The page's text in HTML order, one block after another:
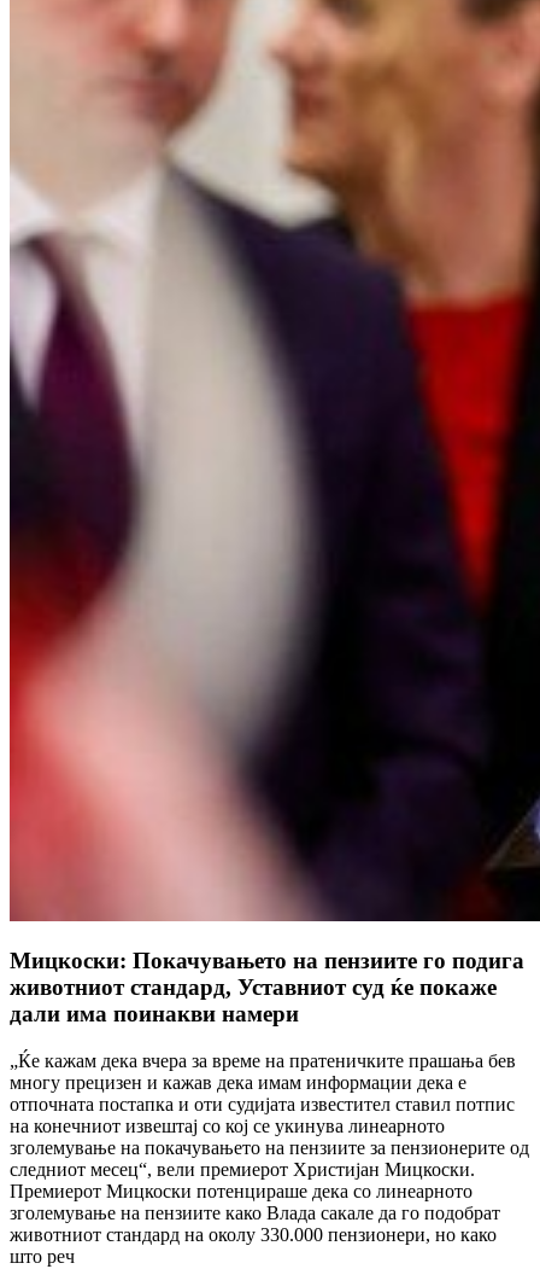
Мицкоски: Покачувањето на пензиите го подига
животниот стандард, Уставниот суд ќе покаже
дали има поинакви намери
„Ќе кажам дека вчера за време на пратеничките прашања бев
многу прецизен и кажав дека имам информации дека е
отпочната постапка и оти судијата известител ставил потпис
на конечниот извештај со кој се укинува линеарното
зголемување на покачувањето на пензиите за пензионерите од
следниот месец“, вели премиерот Христијан Мицкоски.
Премиерот Мицкоски потенцираше дека со линеарното
зголемување на пензиите како Влада сакале да го подобрат
животниот стандард на околу 330.000 пензионери, но како
што реч